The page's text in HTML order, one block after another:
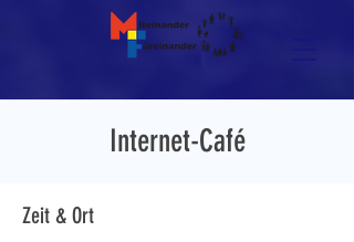
Internet-Café
Zeit & Ort